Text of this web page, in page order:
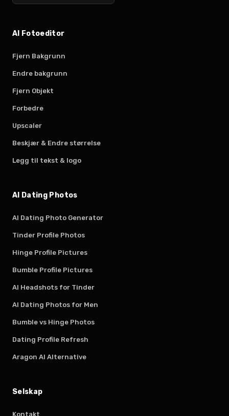
AI Fotoeditor
Fjern Bakgrunn
Endre bakgrunn
Fjern Objekt
Forbedre
Upscaler
Beskjær & Endre størrelse
Legg til tekst & logo
AI Dating Photos
AI Dating Photo Generator
Tinder Profile Photos
Hinge Profile Pictures
Bumble Profile Pictures
AI Headshots for Tinder
AI Dating Photos for Men
Bumble vs Hinge Photos
Dating Profile Refresh
Aragon AI Alternative
Selskap
Kontakt